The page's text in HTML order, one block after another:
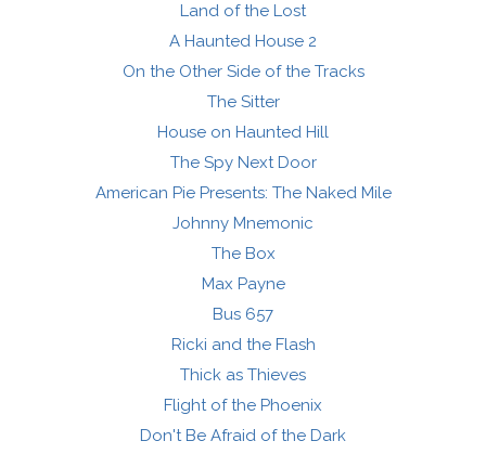
Land of the Lost
A Haunted House 2
On the Other Side of the Tracks
The Sitter
House on Haunted Hill
The Spy Next Door
American Pie Presents: The Naked Mile
Johnny Mnemonic
The Box
Max Payne
Bus 657
Ricki and the Flash
Thick as Thieves
Flight of the Phoenix
Don't Be Afraid of the Dark